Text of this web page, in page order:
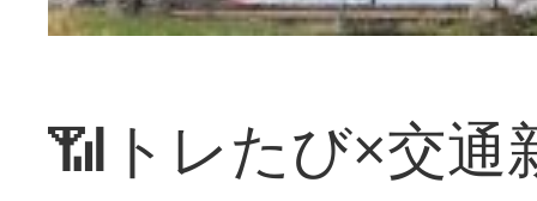
📶トレたび×交通